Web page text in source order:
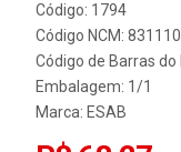
Código: 1794
Código NCM:
Código de Barras
Embalagem: 1/1
Marca: ESAB